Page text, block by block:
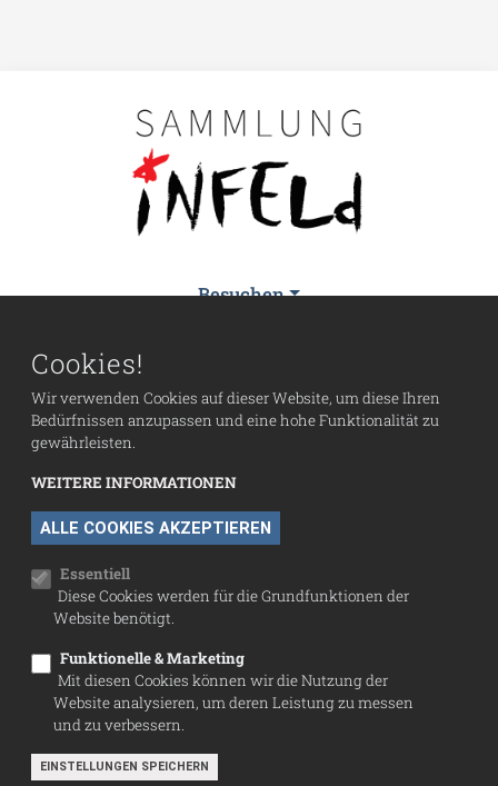
Cookies!
Wir verwenden Cookies auf dieser Website, um diese Ihren
Bedürfnissen anzupassen und eine hohe Funktionalität zu
gewährleisten.
WEITERE INFORMATIONEN
ALLE COOKIES AKZEPTIEREN
Cookie-Einstellungen
Essentiell
Diese Cookies werden für die Grundfunktionen der
Website benötigt.
Funktionelle & Marketing
Mit diesen Cookies können wir die Nutzung der
Website analysieren, um deren Leistung zu messen
und zu verbessern.
EINSTELLUNGEN SPEICHERN
Besuchen
Fußzeilenmenü
Presse
Impressum
Datenschutz